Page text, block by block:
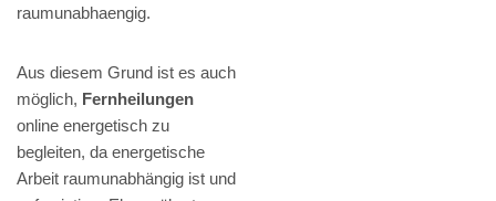
raumunabhaengig.
Aus diesem Grund ist es auch
möglich, Fernheilungen
online energetisch zu
begleiten, da energetische
Arbeit raumunabhängig ist und